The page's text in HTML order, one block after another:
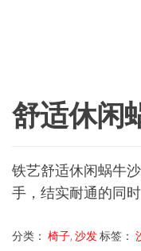
舒适休闲
铁艺舒适休闲蜗牛
手，结实耐通的同
分类： 椅子, 沙发标签：